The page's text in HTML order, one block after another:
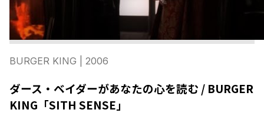
BURGER KING | 2006
ダース・ベイダーがあなたの心を読む / BURGER
KING「SITH SENSE」